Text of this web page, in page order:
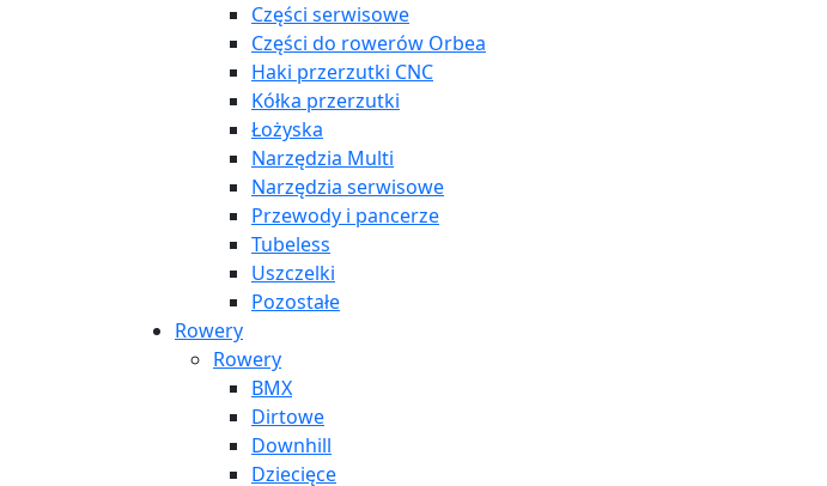
Części serwisowe
Części do rowerów Orbea
Haki przerzutki CNC
Kółka przerzutki
Łożyska
Narzędzia Multi
Narzędzia serwisowe
Przewody i pancerze
Tubeless
Uszczelki
Pozostałe
Rowery
Rowery
BMX
Dirtowe
Downhill
Dziecięce